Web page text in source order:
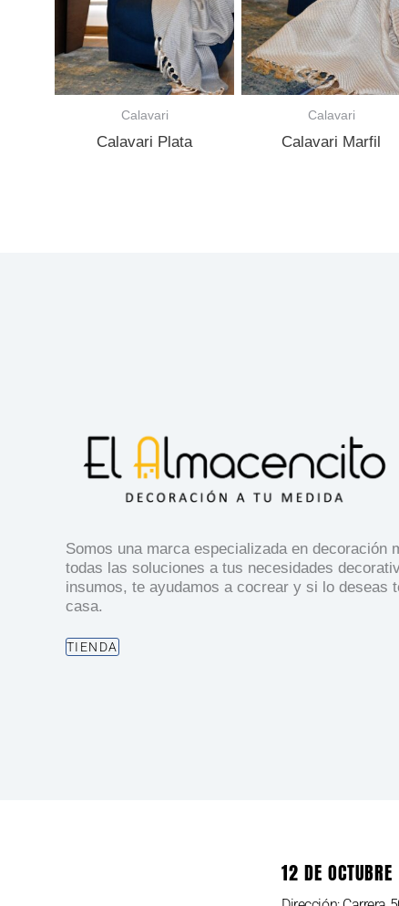
Calavari
Calavari Plata
Calavari
Calavari Marfil
Somos una marca especializada en
todas las soluciones a tus necesidades
insumos, te ayudamos a cocrear y si lo deseas
casa.
TIENDA
12 DE OCTUBRE